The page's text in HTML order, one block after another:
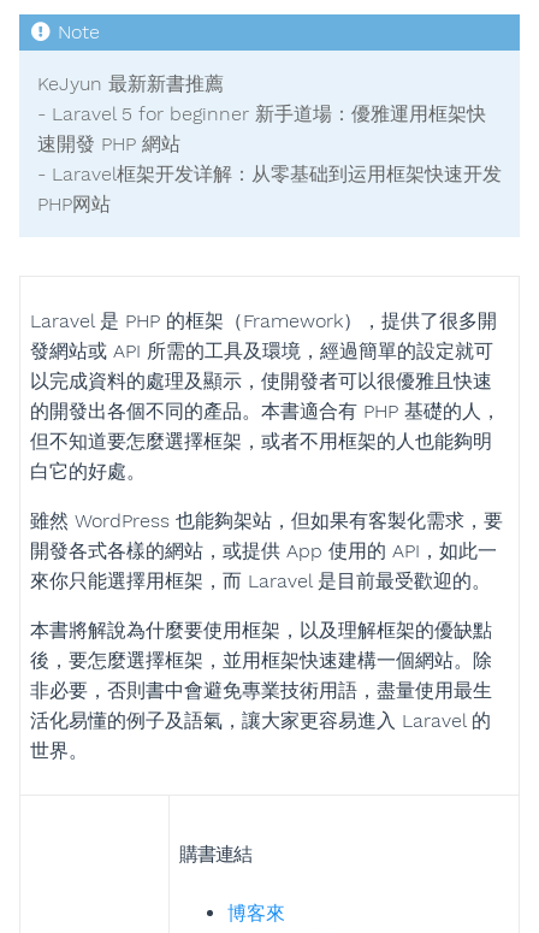
KeJyun 最新新書推薦
- Laravel 5 for beginner 新手道場：優雅運用框架快
速開發 PHP 網站
- Laravel框架开发详解：从零基础到运用框架快速开发
PHP网站
Laravel 是 PHP 的框架（Framework），提供了很多開
發網站或 API 所需的工具及環境，經過簡單的設定就可
以完成資料的處理及顯示，使開發者可以很優雅且快速
的開發出各個不同的產品。本書適合有 PHP 基礎的人，
但不知道要怎麼選擇框架，或者不用框架的人也能夠明
白它的好處。
雖然 WordPress 也能夠架站，但如果有客製化需求，要
開發各式各樣的網站，或提供 App 使用的 API，如此一
來你只能選擇用框架，而 Laravel 是目前最受歡迎的。
本書將解說為什麼要使用框架，以及理解框架的優缺點
後，要怎麼選擇框架，並用框架快速建構一個網站。除
非必要，否則書中會避免專業技術用語，盡量使用最生
活化易懂的例子及語氣，讓大家更容易進入 Laravel 的
世界。
購書連結
博客來